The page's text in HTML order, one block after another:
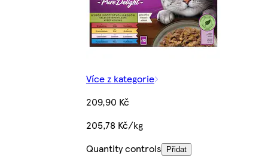
Více z kategorie
209,90 Kč
205,78 Kč/kg
Quantity controls
Přidat